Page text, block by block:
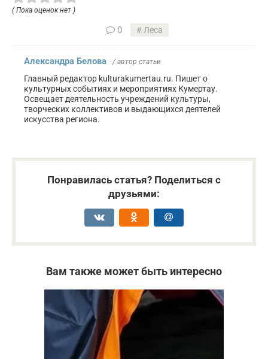
( Пока оценок нет )
0 Леса
Александра Белова / автор статьи
Главный редактор kulturakumertau.ru. Пишет о
культурных событиях и мероприятиях Кумертау.
Освещает деятельность учреждений культуры,
творческих коллективов и выдающихся деятелей
искусства региона.
Понравилась статья? Поделиться с
друзьями:
Вам также может быть интересно